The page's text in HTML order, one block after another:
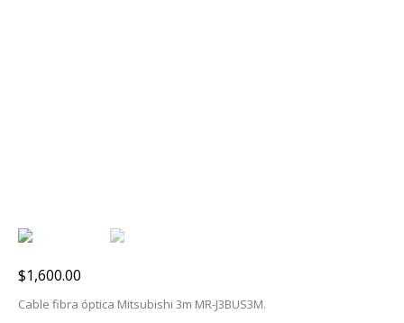
$1,600.00
Cable fibra óptica Mitsubishi 3m MR-J3BUS3M.